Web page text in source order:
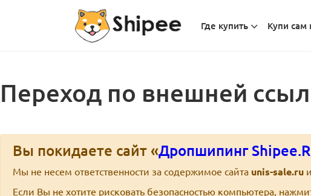
Где купить Купи сам
Переход по внешней
Вы покидаете сайт «Дропшипинг
Мы не несем ответственности за содержимое сайта unis-sale.ru
Если Вы не хотите рисковать безопасностью компьютера,